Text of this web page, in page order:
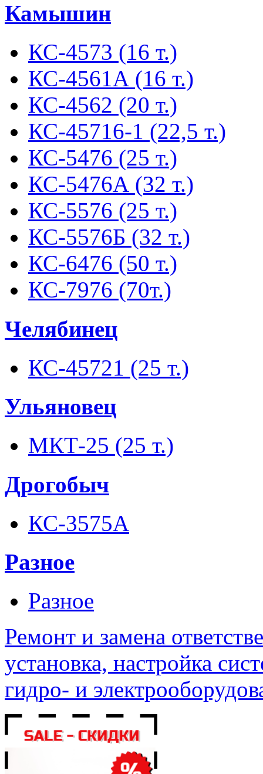
Камышин
КС-4573 (16 т.)
КС-4561А (16 т.)
КС-4562 (20 т.)
КС-45716-1 (22,5 т.)
КС-5476 (25 т.)
КС-5476А (32 т.)
КС-5576 (25 т.)
КС-5576Б (32 т.)
КС-6476 (50 т.)
КС-7976 (70т.)
Челябинец
КС-45721 (25 т.)
Ульяновец
МКТ-25 (25 т.)
Дрогобыч
КС-3575А
Разное
Разное
Ремонт и замена
установка, настройка
гидро- и